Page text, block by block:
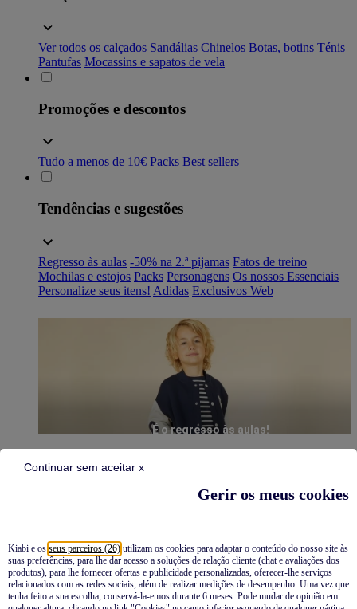
Gerir os meus cookies
Kiabi e os seus parceiros (26) utilizam os cookies para adaptar o conteúdo do nosso site às
suas preferências, para lhe dar acesso a soluções de relação cliente (chat e avaliações dos
produtos), para lhe fornecer ofertas e publicidade personalizadas, oferecer-lhe serviços
relacionados com as redes sociais, além de realizar medições de desempenho. Uma vez que
tenha feito a sua escolha, conservá-la-emos durante 6 meses. Pode mudar de opinião em
Continuar sem aceitar x
Ver todos os calçados Sandálias Chinelos Botas, botins Ténis
Pantufas Mocassins e sapatos de vela
Promoções e descontos
Tudo a menos de 10€ Packs Best sellers
Tendências e sugestões
Regresso às aulas -50% na 2.ª pijamas Fatos de treino
Mochilas e estojos Packs Personagens Os nossos Essenciais
Personalize seus itens! Adidas Exclusivos Web
É o regresso às aulas!
Pijamas
Novidades